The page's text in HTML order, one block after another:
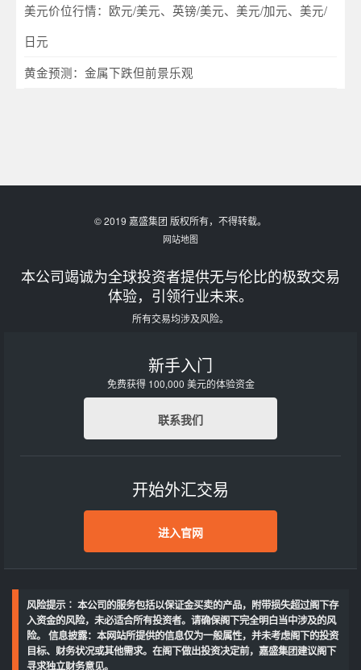
美元价位行情：欧元/美元、英镑/美元、美元/加元、美元/
日元
黄金预测：金属下跌但前景乐观
© 2019 嘉盛集团 版权所有，不得转载。
网站地图
本公司竭诚为全球投资者提供无与伦比的极致交易
体验，引领行业未来。
所有交易均涉及风险。
新手入门
免费获得 100,000 美元的体验资金
联系我们
开始外汇交易
进入官网
风险提示∶ 本公司的服务包括以保证金买卖的产品，附带损失超过阁下存
入资金的风险，未必适合所有投资者。请确保阁下完全明白当中涉及的风
险。 信息披露：本网站所提供的信息仅为一般属性，并未考虑阁下的投资
目标、财务状况或其他需求。在阁下做出投资决定前，嘉盛集团建议阁下
寻求独立财务意见。